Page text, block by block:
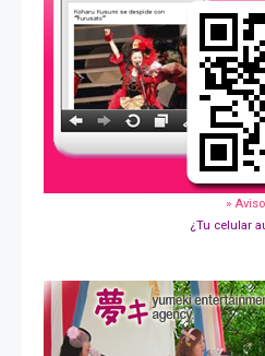
»
¿Tu celular